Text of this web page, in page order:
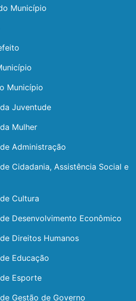
Município
Município
Juventude
Mulher
Administração
Cidadania, Assistência Social e
Cultura
Desenvolvimento Econômico
Direitos Humanos
Educação
Esporte
Gestão de Governo